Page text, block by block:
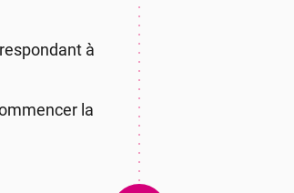
à
la